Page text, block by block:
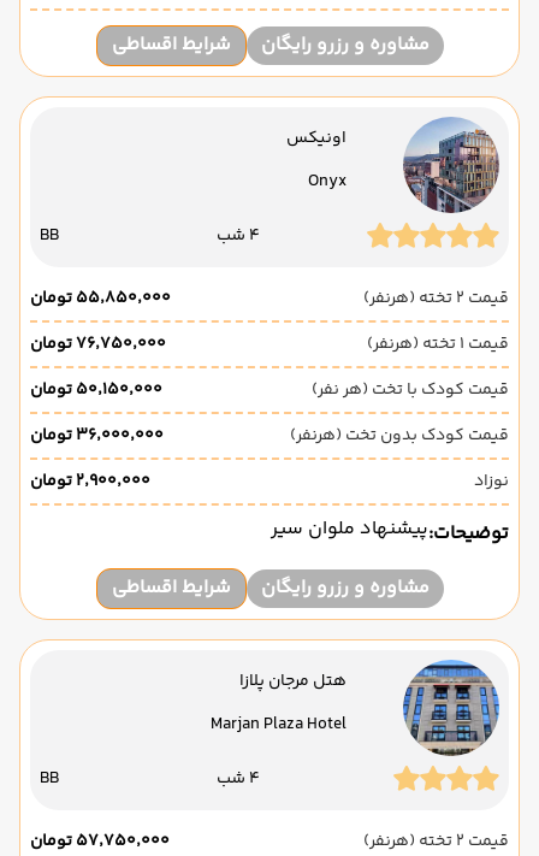
مشاوره و رزرو رایگان شرایط اقساطی
اونیکس
Onyx
4 شب BB
قیمت 2 تخته (هرنفر)
۵۵٬۸۵۰٬۰۰۰ تومان
قیمت 1 تخته (هرنفر)
۷۶٬۷۵۰٬۰۰۰ تومان
قیمت کودک با تخت (هر نفر)
۵۰٬۱۵۰٬۰۰۰ تومان
قیمت کودک بدون تخت (هرنفر)
۳۶٬۰۰۰٬۰۰۰ تومان
نوزاد
۲٬۹۰۰٬۰۰۰ تومان
توضیحات:پیشنهاد ملوان سیر
مشاوره و رزرو رایگان
شرایط اقساطی
هتل مرجان پلازا
Marjan Plaza Hotel
4 شب BB
قیمت 2 تخته (هرنفر)
۵۷٬۷۵۰٬۰۰۰ تومان